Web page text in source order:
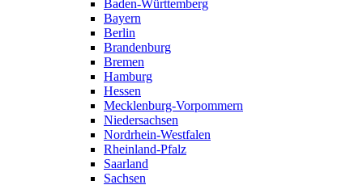
Baden-Württemberg
Bayern
Berlin
Brandenburg
Bremen
Hamburg
Hessen
Mecklenburg-Vorpommern
Niedersachsen
Nordrhein-Westfalen
Rheinland-Pfalz
Saarland
Sachsen